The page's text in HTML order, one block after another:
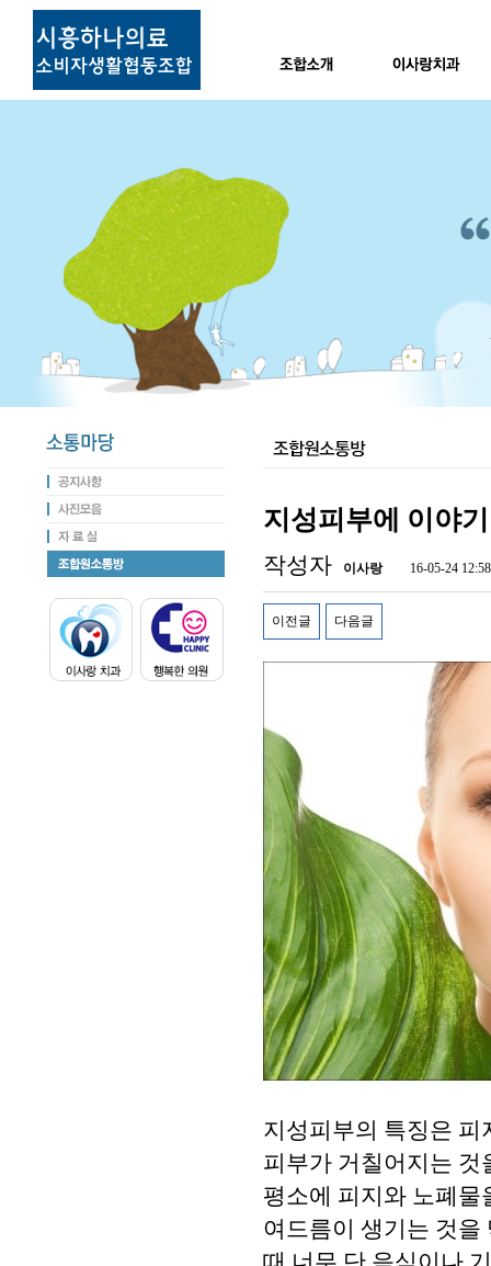
지성피부에 이야기
작성자 이사랑 16-05-24 12:58
이전글 다음글
지성피부의 특징은
피부가 거칠어지는 것
평소에 피지와 노폐
여드름이 생기는 것을